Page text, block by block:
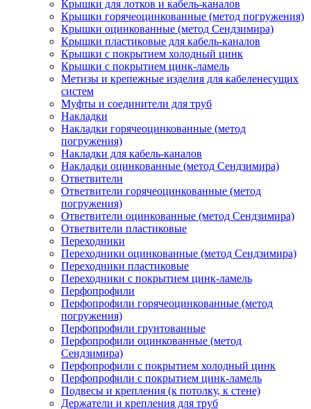
Крышки для лотков и кабель-каналов
Крышки горячеоцинкованные (метод погружения)
Крышки оцинкованные (метод Сендзимира)
Крышки пластиковые для кабель-каналов
Крышки с покрытием холодный цинк
Крышки с покрытием цинк-ламель
Метизы и крепежные изделия для кабеленесущих
систем
Муфты и соединители для труб
Накладки
Накладки горячеоцинкованные (метод
погружения)
Накладки для кабель-каналов
Накладки оцинкованные (метод Сендзимира)
Ответвители
Ответвители горячеоцинкованные (метод
погружения)
Ответвители оцинкованные (метод Сендзимира)
Ответвители пластиковые
Переходники
Переходники оцинкованные (метод Сендзимира)
Переходники пластиковые
Переходники с покрытием цинк-ламель
Перфопрофили
Перфопрофили горячеоцинкованные (метод
погружения)
Перфопрофили грунтованные
Перфопрофили оцинкованные (метод
Сендзимира)
Перфопрофили с покрытием холодный цинк
Перфопрофили с покрытием цинк-ламель
Подвесы и крепления (к потолку, к стене)
Держатели и крепления для труб